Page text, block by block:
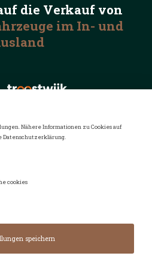
die Verkauf von
im In- und
Auctions
Nähere Informationen zu Cookies auf
Datenschutzerklärung.
cookies